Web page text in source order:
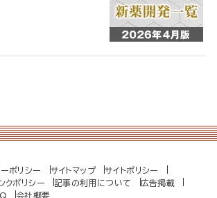
ポリシー サイトマップ
サイトポリシー
クポリシー 記事の利用について
広告掲載
会社概要